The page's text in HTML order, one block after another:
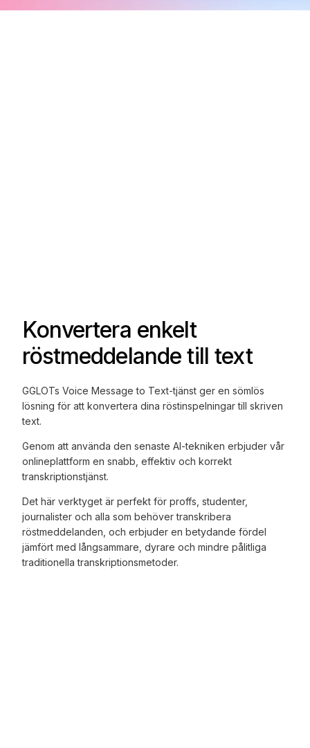
Konvertera enkelt
röstmeddelande till text
GGLOTs Voice Message to Text-tjänst ger en sömlös
lösning för att konvertera dina röstinspelningar till skriven
text.
Genom att använda den senaste AI-tekniken erbjuder vår
onlineplattform en snabb, effektiv och korrekt
transkriptionstjänst.
Det här verktyget är perfekt för proffs, studenter,
journalister och alla som behöver transkribera
röstmeddelanden, och erbjuder en betydande fördel
jämfört med långsammare, dyrare och mindre pålitliga
traditionella transkriptionsmetoder.